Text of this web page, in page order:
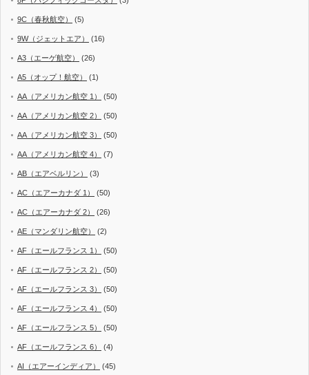
9C（春秋航空） (5)
9W（ジェットエア） (16)
A3（エーゲ航空） (26)
A5（オップ！航空） (1)
AA（アメリカン航空 1） (50)
AA（アメリカン航空 2） (50)
AA（アメリカン航空 3） (50)
AA（アメリカン航空 4） (7)
AB（エアベルリン） (3)
AC（エアーカナダ 1） (50)
AC（エアーカナダ 2） (26)
AE（マンダリン航空） (2)
AF（エールフランス 1） (50)
AF（エールフランス 2） (50)
AF（エールフランス 3） (50)
AF（エールフランス 4） (50)
AF（エールフランス 5） (50)
AF（エールフランス 6） (4)
AI（エアーインディア） (45)